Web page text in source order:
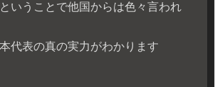
いうことで他国からは色々言われ
代表の真の実力がわかります